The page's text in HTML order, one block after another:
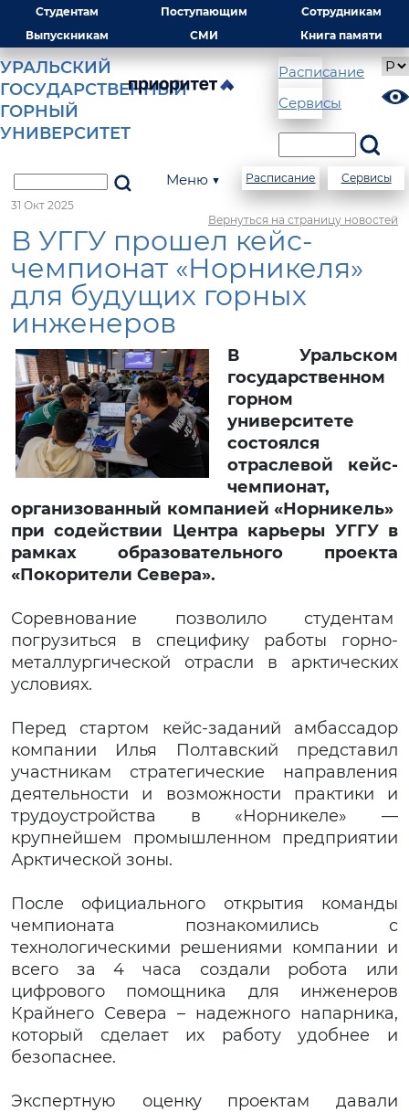
Студентам Поступающим
Сотрудникам
Выпускникам
СМИ Книга памяти
УРАЛЬСКИЙ
ГОСУДАРСТВЕННЫЙ
ГОРНЫЙ
УНИВЕРСИТЕТ
Расписание
Сервисы
Меню ▼ Расписание Сервисы
31 Окт 2025
Вернуться на страницу новостей
В УГГУ прошел кейс-
чемпионат «Норникеля»
для будущих горных
инженеров
В Уральском
государственном
горном
университете
состоялся
отраслевой кейс-
чемпионат,
организованный компанией «Норникель»
при содействии Центра карьеры УГГУ в
рамках образовательного проекта
«Покорители Севера».
Соревнование позволило студентам
погрузиться в специфику работы горно-
металлургической отрасли в арктических
условиях.
Перед стартом кейс-заданий амбассадор
компании Илья Полтавский представил
участникам стратегические направления
деятельности и возможности практики и
трудоустройства в «Норникеле» —
крупнейшем промышленном предприятии
Арктической зоны.
После официального открытия команды
чемпионата познакомились с
технологическими решениями компании и
всего за 4 часа создали робота или
цифрового помощника для инженеров
Крайнего Севера – надежного напарника,
который сделает их работу удобнее и
безопаснее.
Экспертную оценку проектам давали